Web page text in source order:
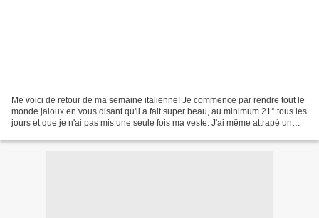
Me voici de retour de ma semaine italienne! Je commence par rendre tout le
monde jaloux en vous disant qu'il a fait super beau, au minimum 21° tous les
jours et que je n'ai pas mis une seule fois ma veste. J'ai même attrapé un